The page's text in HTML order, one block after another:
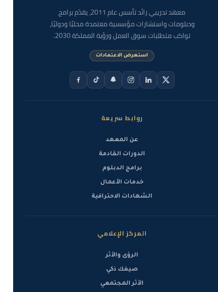
معهد تدريبي رائد تأسس عام 2011، يقدّم برامج
ودبلومات واستشارات مؤسسية معتمدة محليًا ودوليًا،
تواكب متطلبات سوق العمل ورؤية المملكة 2030.
استعرض الاعتمادات
روابط سريعة
عن المعهد
الدورات القادمة
برامج الدبلوم
خدمات الأعمال
الشهادات الاحترافية
المركز الإعلامي
الرؤى والأثر
صيفك ذكي
الأثر المجتمعي